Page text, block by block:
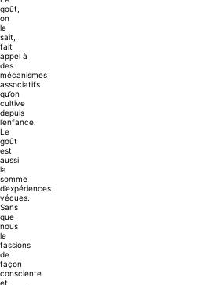
goût,
on
le
sait,
fait
appel à
des
mécanismes
associatifs
qu’on
cultive
depuis
l’enfance.
Le
goût
est
aussi
la
somme
d’expériences
vécues.
Sans
que
nous
le
fassions
de
façon
consciente
et